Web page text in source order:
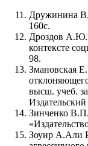
Дружинина
160с.
Дроздов
контексте
98.
Змановская
высш. учеб.
Зинченко
Зоуир А.Али